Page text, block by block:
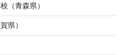
（青森県）
県）